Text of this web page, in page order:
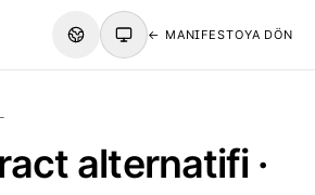
← MANIFESTOYA DÖN
alternatifi ·